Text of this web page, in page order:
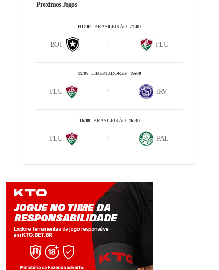
Próximos Jogos
HOJE BRASILEIRÃO21:00
BOT FLU
11/08LIBERTADORES 19:00
FLU IRV
16/08BRASILEIRÃO 16:30
FLU PAL